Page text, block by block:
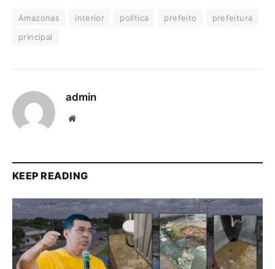
Amazonas interior política prefeito
prefeitura
principal
admin
Website
KEEP READING